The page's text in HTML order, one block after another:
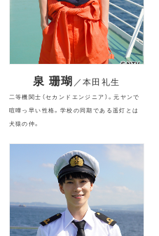
泉 珊瑚 ／本田礼生
二等機関士（セカンドエンジニア）。元ヤンで
喧嘩っ早い性格。学校の同期である遥灯とは
犬猿の仲。